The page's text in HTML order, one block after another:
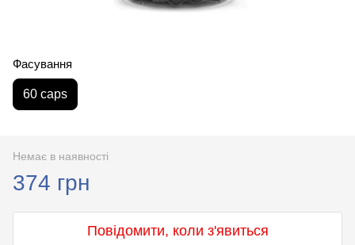
Фасування
60 caps
Немає в наявності
374 грн
Повідомити, коли з'явиться